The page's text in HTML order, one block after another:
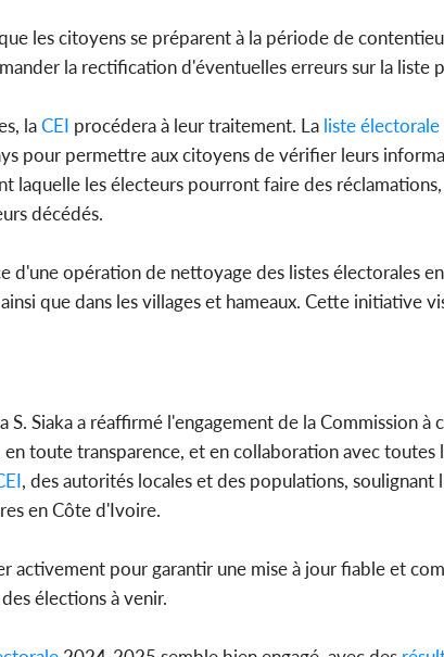
les citoyens se préparent à la période de
la rectification d'éventuelles erreurs sur la liste
laCEI procédera à leur traitement. La liste électorale
pour permettre aux citoyens de vérifier leurs
laquelle les électeurs pourront faire des
décédés.
d'une opération de nettoyage des listes électorales
que dans les villages et hameaux. Cette initiative
Siaka a réaffirmé l'engagement de la Commission
toute transparence, et en collaboration avec toutes
, des autorités locales et des populations,
en Côte d'Ivoire.
activement pour garantir une mise à jour fiable et
élections à venir.